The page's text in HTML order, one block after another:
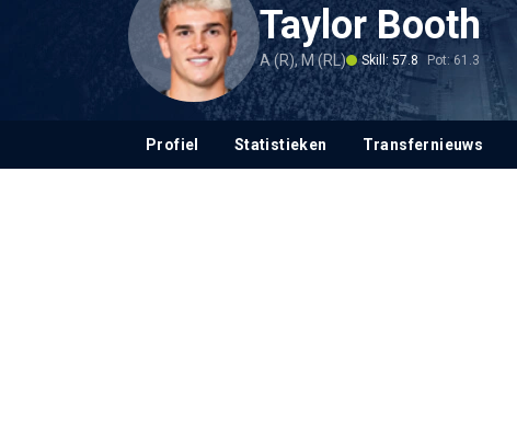
Taylor Booth
A (R), M (RL) Skill: 57.8 Pot: 61.3
Profiel Statistieken Transfernieuws